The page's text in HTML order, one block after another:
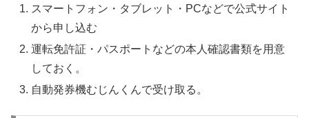
スマートフォン・タブレット・PCなどで公式サイト
から申し込む
運転免許証・パスポートなどの本人確認書類を用意
しておく。
自動発券機むじんくんで受け取る。